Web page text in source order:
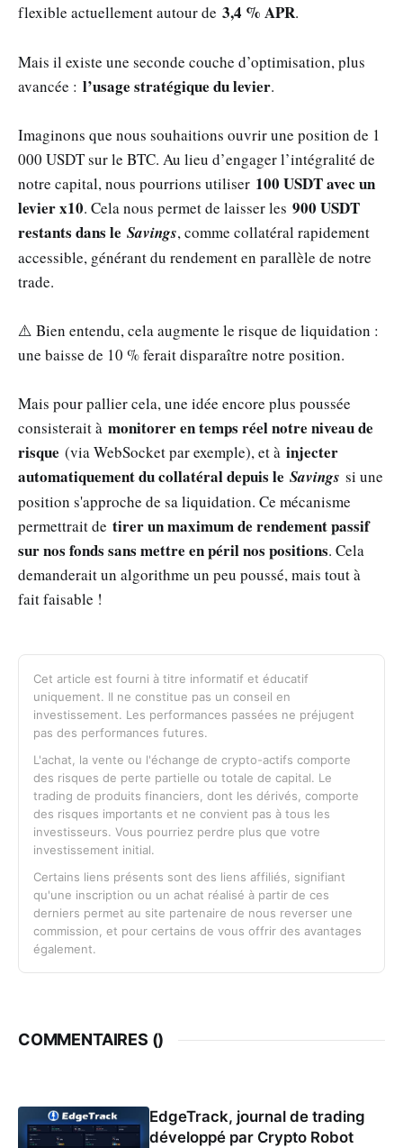
flexible actuellement autour de 3,4 % APR.
Mais il existe une seconde couche d’optimisation, plus
avancée : l’usage stratégique du levier.
Imaginons que nous souhaitions ouvrir une position de 1
000 USDT sur le BTC. Au lieu d’engager l’intégralité de
notre capital, nous pourrions utiliser 100 USDT avec un
levier x10. Cela nous permet de laisser les 900 USDT
restants dans le Savings, comme collatéral rapidement
accessible, générant du rendement en parallèle de notre
trade.
⚠️ Bien entendu, cela augmente le risque de liquidation :
une baisse de 10 % ferait disparaître notre position.
Mais pour pallier cela, une idée encore plus poussée
consisterait à monitorer en temps réel notre niveau de
risque (via WebSocket par exemple), et à injecter
automatiquement du collatéral depuis le Savings si une
position s'approche de sa liquidation. Ce mécanisme
permettrait de tirer un maximum de rendement passif
sur nos fonds sans mettre en péril nos positions. Cela
demanderait un algorithme un peu poussé, mais tout à
fait faisable !
Cet article est fourni à titre informatif et éducatif
uniquement. Il ne constitue pas un conseil en
investissement. Les performances passées ne préjugent
pas des performances futures.
L'achat, la vente ou l'échange de crypto-actifs comporte
des risques de perte partielle ou totale de capital. Le
trading de produits financiers, dont les dérivés, comporte
des risques importants et ne convient pas à tous les
investisseurs. Vous pourriez perdre plus que votre
investissement initial.
Certains liens présents sont des liens affiliés, signifiant
qu'une inscription ou un achat réalisé à partir de ces
derniers permet au site partenaire de nous reverser une
commission, et pour certains de vous offrir des avantages
également.
COMMENTAIRES ()
EdgeTrack, journal de trading
développé par Crypto Robot